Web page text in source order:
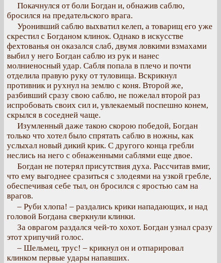
Покачнулся от боли Богдан и, обнажив саблю,
бросился на предательского врага.
Уронивший саблю выхватил келеп, а товарищ его уже
скрестил с Богданом клинок. Однако в искусстве
фехтованья он оказался слаб, двумя ловкими взмахами
выбил у него Богдан саблю из рук и нанес
молниеносный удар. Сабля попала в плечо и почти
отделила правую руку от туловища. Вскрикнул
противник и рухнул на землю с коня. Второй же,
разбивший сразу свою саблю, не пожелал второй раз
испробовать своих сил и, увлекаемый поспешно конем,
скрылся в соседней чаще.
Изумленный даже такою скорою победой, Богдан
только что хотел было спрятать саблю в ножны, как
услыхал новый дикий крик. С другого конца гребли
неслись на него с обнаженными саблями еще двое.
Богдан не потерял присутствия духа. Рассчитав вмиг,
что ему выгоднее сразиться с злодеями на узкой гребле,
обеспечивая себе тыл, он бросился с яростью сам на
врагов.
– Руби хлопа! – раздались крики нападающих, и над
головой Богдана сверкнули клинки.
За оврагом раздался чей-то хохот. Богдан узнал сразу
этот хрипучий голос.
– Шельмец, трус! – крикнул он и отпарировал
клинком первые удары напавших.